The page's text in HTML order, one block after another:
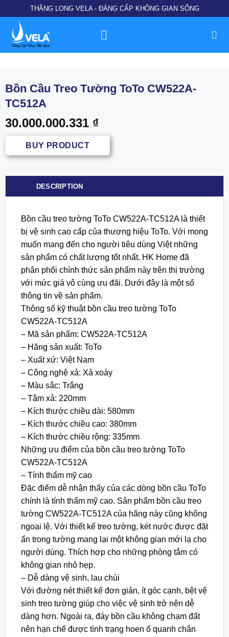
đến
dung
THĂNG LONG VELA - ĐẲNG CẤP KHÔNG GIAN SỐNG
Bồn Cầu Treo Tường ToTo CW522A-
TC512A
30.000.000.331 ₫
BUY PRODUCT
DESCRIPTION
Bồn cầu treo tường ToTo CW522A-TC512A là thiết
bị vệ sinh cao cấp của thương hiệu ToTo. Với mong
muốn mang đến cho người tiêu dùng Việt những
sản phẩm có chất lượng tốt nhất. HK Home đã
phân phối chính thức sản phẩm này trên thị trường
với mức giá vô cùng ưu đãi. Dưới đây là một số
thông tin về sản phẩm.
Thông số kỹ thuật bồn cầu treo tường ToTo
CW522A-TC512A
– Mã sản phẩm: CW522A-TC512A
– Hãng sản xuất: ToTo
– Xuất xứ: Việt Nam
– Công nghệ xả: Xả xoáy
– Màu sắc: Trắng
– Tâm xả: 220mm
– Kích thước chiều dài: 580mm
– Kích thước chiều cao: 380mm
– Kích thước chiều rộng: 335mm
Những ưu điểm của bồn cầu treo tường ToTo
CW522A-TC512A
– Tính thẩm mỹ cao
Đặc điểm dễ nhận thấy của các dòng bồn cầu ToTo
chính là tính thẩm mỹ cao. Sản phẩm bồn cầu treo
tường CW522A-TC512A của hãng này cũng không
ngoại lệ. Với thiết kế treo tường, két nước được đặt
ẩn trong tường mang lại một không gian mới lạ cho
người dùng. Thích hợp cho những phòng tắm có
không gian nhỏ hẹp.
– Dễ dàng vệ sinh, lau chùi
Với đường nét thiết kế đơn giản, ít góc cạnh, bệt vệ
sinh treo tường giúp cho việc vệ sinh trở nên dễ
dàng hơn. Ngoài ra, đáy bồn cầu không chạm đất
nên hạn chế được tình trạng hoen ố quanh chân